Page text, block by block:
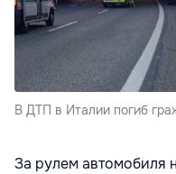
В ДТП в Италии погиб
За рулем автомобиля